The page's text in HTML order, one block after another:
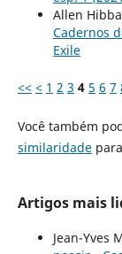
Allen
Cadernos
Exile
<< < 1 2 3 4 5 6 7
Você também
similaridade
Artigos mais
Jean-Yves